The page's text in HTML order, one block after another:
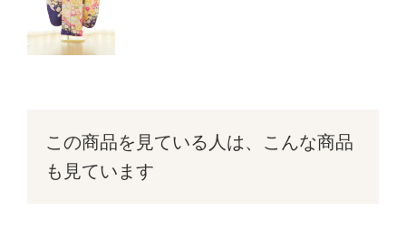
この商品を見ている人は、こんな商品
も見ています